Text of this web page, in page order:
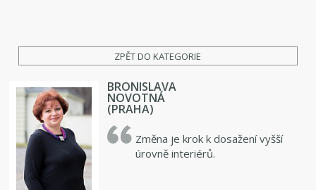
ZPĚT DO KATEGORIE
BRONISLAVA
NOVOTNÁ
(PRAHA)
Změna je krok k dosažení vyšší
úrovně interiérů.